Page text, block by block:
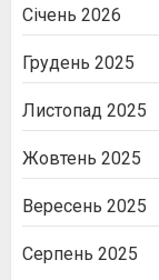
Січень 2026
Грудень 2025
Листопад 2025
Жовтень 2025
Вересень 2025
Серпень 2025